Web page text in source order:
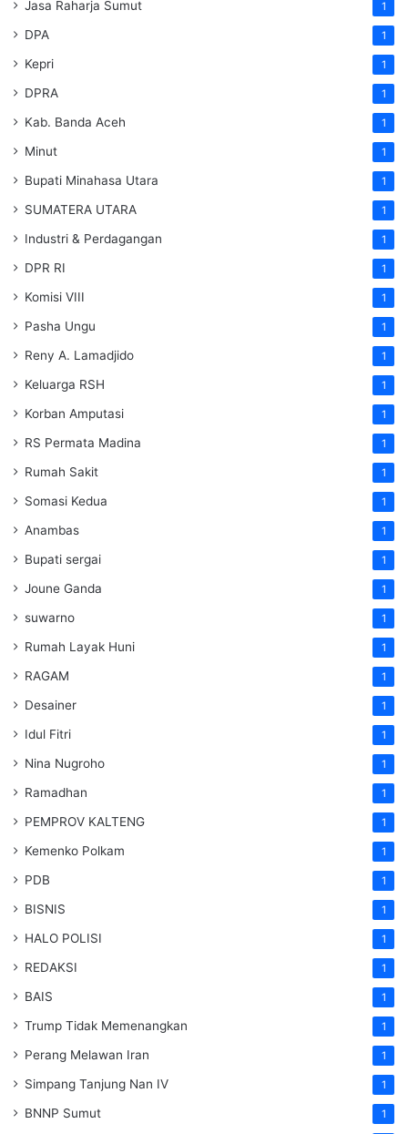
Jasa Raharja Sumut 1
DPA 1
Kepri 1
DPRA 1
Kab. Banda Aceh 1
Minut 1
Bupati Minahasa Utara 1
SUMATERA UTARA 1
Industri & Perdagangan 1
DPR RI 1
Komisi VIII 1
Pasha Ungu 1
Reny A. Lamadjido 1
Keluarga RSH 1
Korban Amputasi 1
RS Permata Madina 1
Rumah Sakit 1
Somasi Kedua 1
Anambas 1
Bupati sergai 1
Joune Ganda 1
suwarno 1
Rumah Layak Huni 1
RAGAM 1
Desainer 1
Idul Fitri 1
Nina Nugroho 1
Ramadhan 1
PEMPROV KALTENG 1
Kemenko Polkam 1
PDB 1
BISNIS 1
HALO POLISI 1
REDAKSI 1
BAIS 1
Trump Tidak Memenangkan 1
Perang Melawan Iran 1
Simpang Tanjung Nan IV 1
BNNP Sumut 1